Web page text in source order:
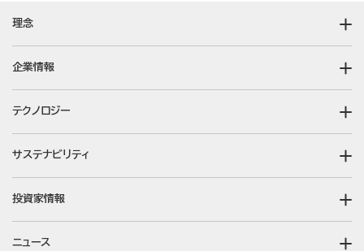
理念
企業情報
テクノロジー
サステナビリティ
投資家情報
ニュース